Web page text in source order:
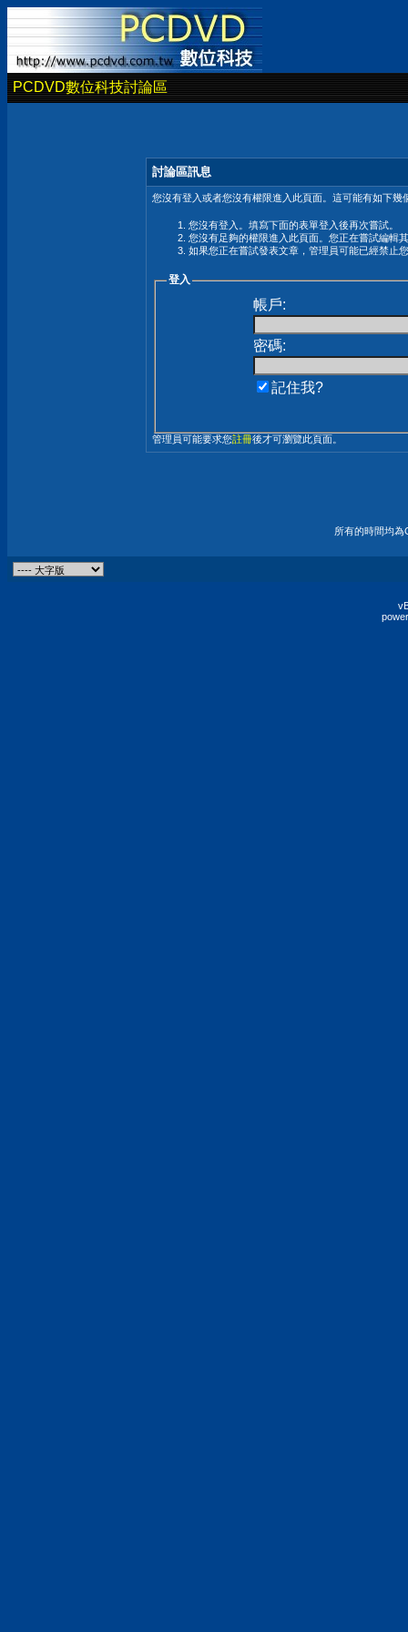
PCDVD數位科技討論區
討論區訊息
您沒有登入或者您沒有權限進入此頁面。這可能有如下幾
您沒有登入。填寫下面的表單登入後再次嘗試。
您沒有足夠的權限進入此頁面。您正在嘗試編輯
如果您正在嘗試發表文章，管理員可能已經禁止
登入
帳戶:
密碼:
記住我?
管理員可能要求您註冊後才可瀏覽此頁面。
所有的時間均為